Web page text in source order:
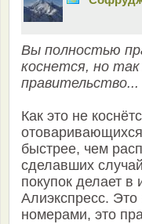
Вы полностью
коснется, но
правительство...
Как это не
быстрее, чем
сделавших
покупок делает
Алиэкспресс.
номерами, это